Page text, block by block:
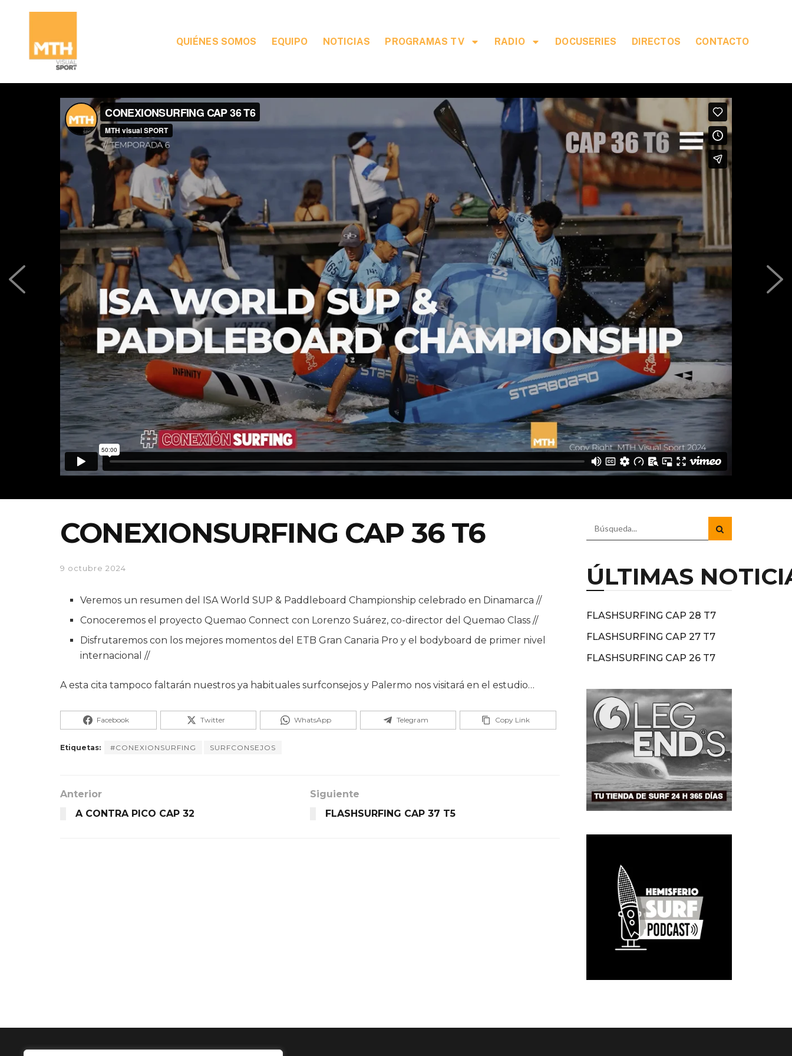
QUIÉNES SOMOS EQUIPO NOTICIAS PROGRAMAS TV RADIO DOCUSERIES DIRECTOS CONTACTO
CONEXIONSURFING CAP 36 T6
9 octubre 2024
Veremos un resumen del ISA World SUP & Paddleboard Championship celebrado en Dinamarca //
Conoceremos el proyecto Quemao Connect con Lorenzo Suárez, co-director del Quemao Class //
Disfrutaremos con los mejores momentos del ETB Gran Canaria Pro y el bodyboard de primer nivel
internacional //
A esta cita tampoco faltarán nuestros ya habituales surfconsejos y Palermo nos visitará en el estudio…
Facebook Twitter WhatsApp Telegram Copy Link
Etiquetas: #CONEXIONSURFING SURFCONSEJOS
Anterior
A CONTRA PICO CAP 32
Siguiente
FLASHSURFING CAP 37 T5
ÚLTIMAS
FLASHSURFING CAP 28 T7
FLASHSURFING CAP 27 T7
FLASHSURFING CAP 26 T7